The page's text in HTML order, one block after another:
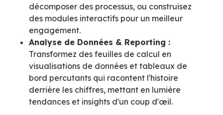
décomposer des processus, ou construisez
des modules interactifs pour un meilleur
engagement.
Analyse de Données & Reporting :
Transformez des feuilles de calcul en
visualisations de données et tableaux de
bord percutants qui racontent l'histoire
derrière les chiffres, mettant en lumière
tendances et insights d'un coup d'œil.